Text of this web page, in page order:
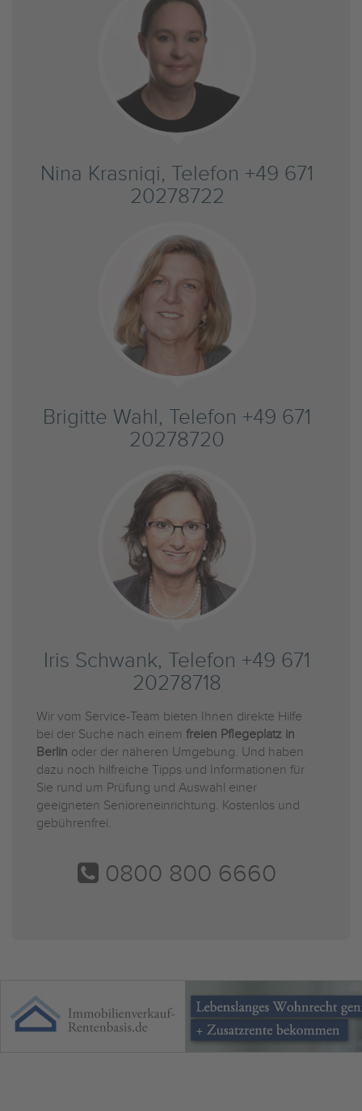
Nina Krasniqi, Telefon +49 671
20278722
Brigitte Wahl, Telefon +49 671
20278720
Iris Schwank, Telefon +49 671
20278718
Wir vom Service-Team bieten Ihnen direkte Hilfe
bei der Suche nach einem freien Pflegeplatz in
Berlin oder der näheren Umgebung. Und haben
dazu noch hilfreiche Tipps und Informationen für
Sie rund um Prüfung und Auswahl einer
geeigneten Senioreneinrichtung. Kostenlos und
gebührenfrei.
0800 800 6660